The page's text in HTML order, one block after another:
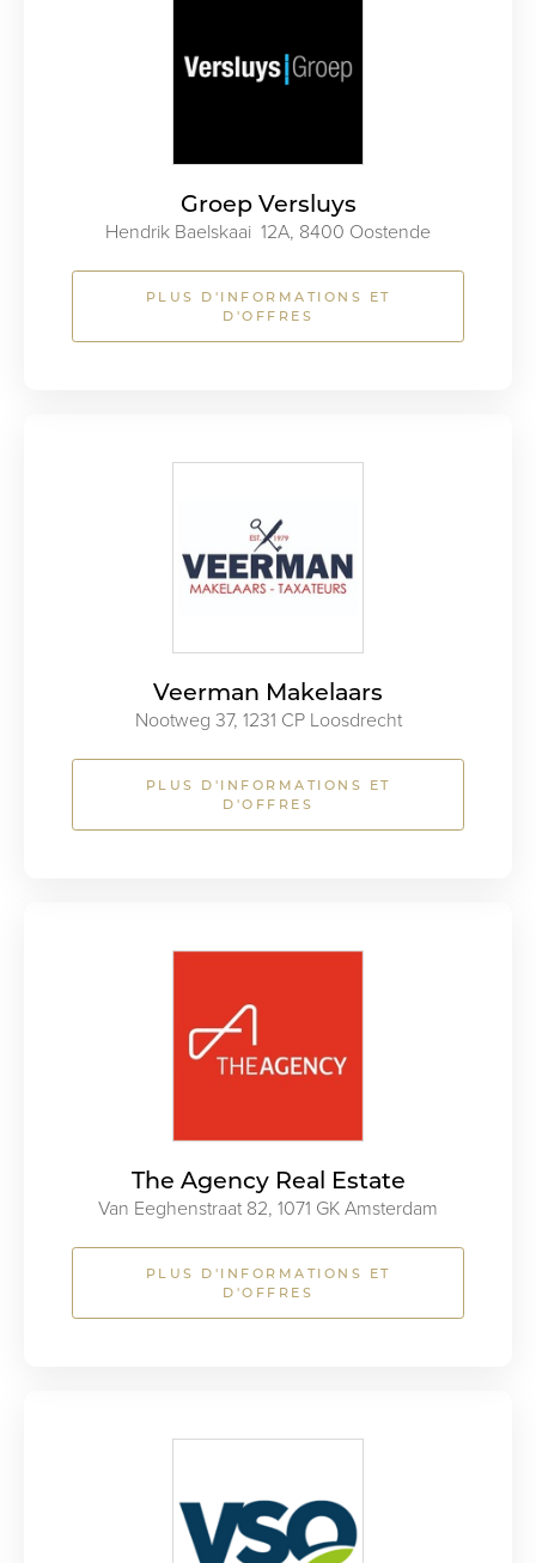
Groep Versluys
Hendrik Baelskaai 12A, 8400 Oostende
PLUS D'INFORMATIONS ET
D'OFFRES
Veerman Makelaars
Nootweg 37, 1231 CP Loosdrecht
PLUS D'INFORMATIONS ET
D'OFFRES
The Agency Real Estate
Van Eeghenstraat 82, 1071 GK Amsterdam
PLUS D'INFORMATIONS ET
D'OFFRES